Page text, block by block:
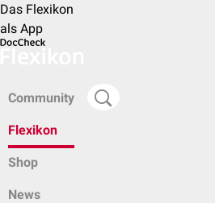
Das Flexikon
als App
Community
Flexikon
Shop
News